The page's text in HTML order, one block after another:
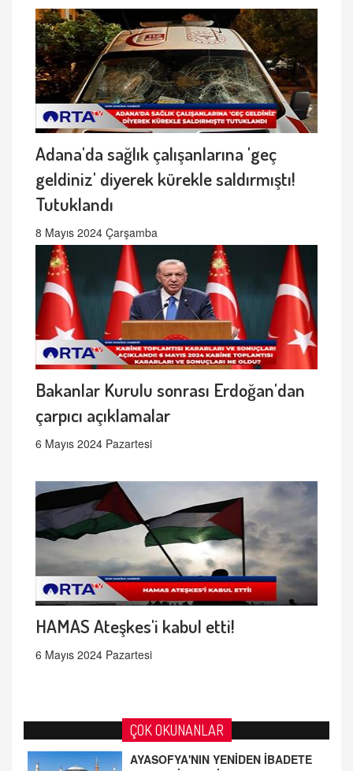
Adana'da sağlık çalışanlarına 'geç
geldiniz' diyerek kürekle saldırmıştı!
Tutuklandı
8 Mayıs 2024 Çarşamba
Bakanlar Kurulu sonrası Erdoğan'dan
çarpıcı açıklamalar
6 Mayıs 2024 Pazartesi
HAMAS Ateşkes'i kabul etti!
6 Mayıs 2024 Pazartesi
ÇOK OKUNANLAR
AYASOFYA'NIN YENİDEN İBADETE